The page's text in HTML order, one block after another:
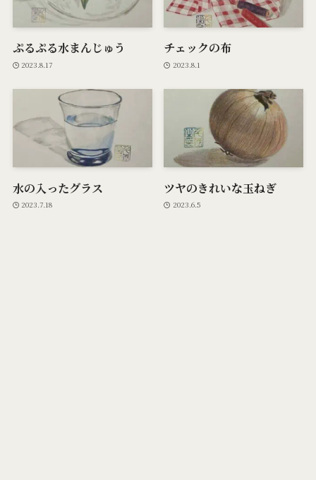
ぷるぷる水まんじゅう
2023.8.17
チェックの布
2023.8.1
水の入ったグラス
2023.7.18
ツヤのきれいな玉ねぎ
2023.6.5